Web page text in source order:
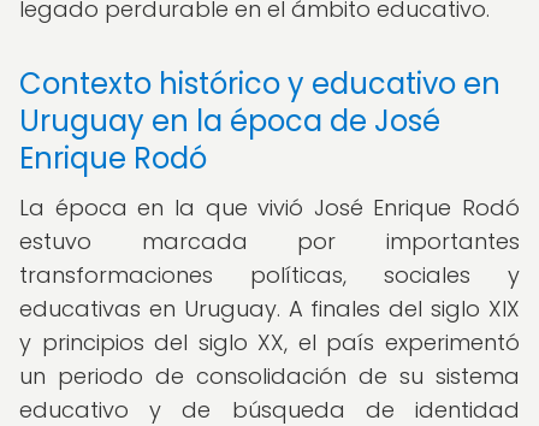
legado perdurable en el ámbito educativo.
Contexto histórico y educativo en
Uruguay en la época de José
Enrique Rodó
La época en la que vivió José Enrique Rodó
estuvo marcada por importantes
transformaciones políticas, sociales y
educativas en Uruguay. A finales del siglo XIX
y principios del siglo XX, el país experimentó
un periodo de consolidación de su sistema
educativo y de búsqueda de identidad